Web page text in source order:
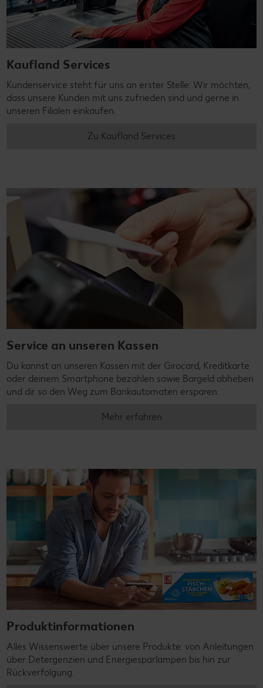
Kaufland Services
Kundenservice steht für uns an erster Stelle: Wir möchten,
dass unsere Kunden mit uns zufrieden sind und gerne in
unseren Filialen einkaufen.
Zu Kaufland Services
Service an unseren Kassen
Du kannst an unseren Kassen mit der Girocard, Kreditkarte
oder deinem Smartphone bezahlen sowie Bargeld abheben
und dir so den Weg zum Bankautomaten ersparen.
Mehr erfahren
Produktinformationen
Alles Wissenswerte über unsere Produkte: von Anleitungen
über Detergenzien und Energiesparlampen bis hin zur
Rückverfolgung.